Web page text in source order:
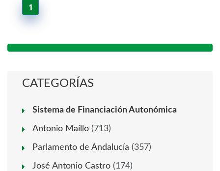
1
CATEGORÍAS
Sistema de Financiación Autonómica
Antonio Maíllo (713)
Parlamento de Andalucía (357)
José Antonio Castro (174)